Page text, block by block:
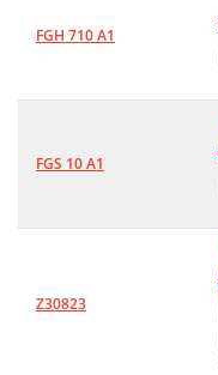
FGH 710 A1
FGS 10 A1
Z30823